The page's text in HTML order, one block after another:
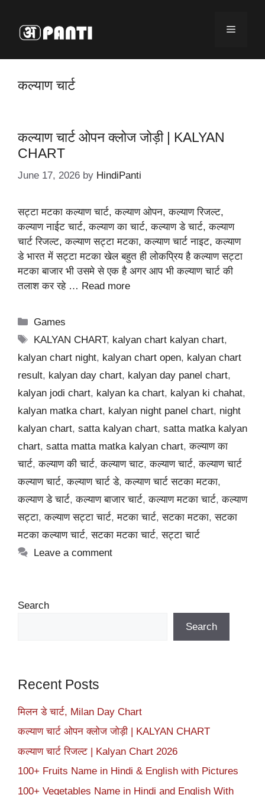
content
Menu
कल्याण चार्ट
कल्याण चार्ट ओपन क्लोज जोड़ी | KALYAN
CHART
June 17, 2026 by HindiPanti
सट्टा मटका कल्याण चार्ट, कल्याण ओपन, कल्याण रिजल्ट,
कल्याण नाईट चार्ट, कल्याण का चार्ट, कल्याण डे चार्ट, कल्याण
चार्ट रिजल्ट, कल्याण सट्टा मटका, कल्याण चार्ट नाइट, कल्याण
डे भारत में सट्टा मटका खेल बहुत ही लोकप्रिय है कल्याण सट्टा
मटका बाजार भी उसमे से एक है अगर आप भी कल्याण चार्ट की
तलाश कर रहे … Read more
Categories
Games
Tags
KALYAN CHART, kalyan chart kalyan chart,
kalyan chart night, kalyan chart open, kalyan chart
result, kalyan day chart, kalyan day panel chart,
kalyan jodi chart, kalyan ka chart, kalyan ki chahat,
kalyan matka chart, kalyan night panel chart, night
kalyan chart, satta kalyan chart, satta matka kalyan
chart, satta matta matka kalyan chart,कल्याण का
चार्ट,कल्याण की चार्ट,कल्याण चाट,कल्याण चार्ट,कल्याण चार्ट
कल्याण चार्ट,कल्याण चार्ट डे,कल्याण चार्ट सटका मटका,
कल्याण डे चार्ट,कल्याण बाजार चार्ट,कल्याण मटका चार्ट,कल्याण
सट्टा,कल्याण सट्टा चार्ट,मटका चार्ट,सटका मटका,सटका
मटका कल्याण चार्ट,सटका मटका चार्ट,सट्टा चार्ट
Leave a comment
Search
Search
Recent Posts
मिलन डे चार्ट, Milan Day Chart
कल्याण चार्ट ओपन क्लोज जोड़ी | KALYAN CHART
कल्याण चार्ट रिजल्ट | Kalyan Chart 2026
100+ Fruits Name in Hindi & English with Pictures
100+ Vegetables Name in Hindi and English With